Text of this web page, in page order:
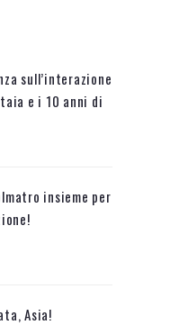
sull’interazione
e i 10 anni di
insieme per
Asia!